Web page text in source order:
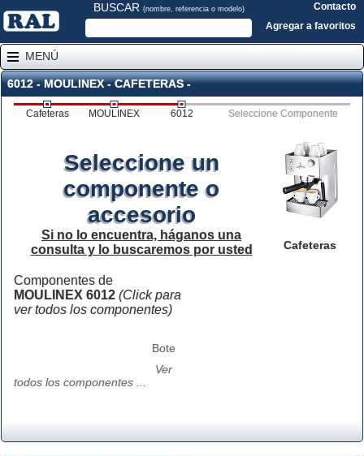
BUSCAR (nombre, referencia o modelo)
Contacto
Agregar a favoritos
MENÚ
6012 - MOULINEX - CAFETERAS -
Cafeteras MOULINEX 6012 Seleccione Componente
Cafeteras
Seleccione un
componente o
accesorio
Si no lo encuentra, háganos una
consulta y lo buscaremos por usted
Componentes de
MOULINEX 6012 (Click para
ver todos los componentes)
Bote
Ver
todos los componentes ...